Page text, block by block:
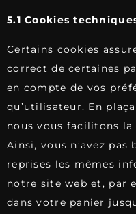
5.1 Cookies
Certains cookies
correct de certaines
en compte de vos
qu’utilisateur. En
nous vous facilitons
Ainsi, vous n’avez
reprises les mêmes
notre site web et, par
dans votre panier